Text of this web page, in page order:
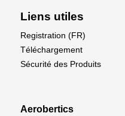
Liens utiles
Registration (FR)
Téléchargement
Sécurité des Produits
Aerobertics